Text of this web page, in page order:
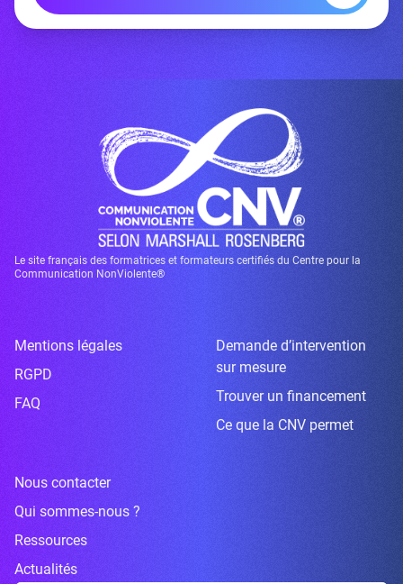
Le site français des formatrices et formateurs certifiés du Centre pour la
Communication NonViolente®
Mentions légales
RGPD
FAQ
Demande d’intervention
sur mesure
Trouver un financement
Ce que la CNV permet
Nous contacter
Qui sommes-nous ?
Ressources
Actualités